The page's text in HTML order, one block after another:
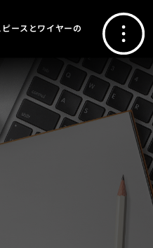
ースとワイヤーの